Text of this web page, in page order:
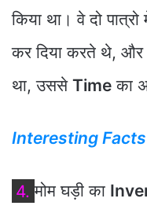
किया था। वे दो
कर दिया करते थे,
था, उससे Time का
Interesting
4. मोम घड़ी का